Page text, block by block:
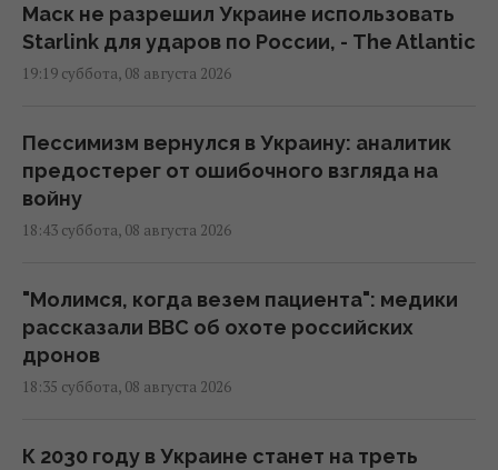
Маск не разрешил Украине использовать
Starlink для ударов по России, - The Atlantic
19:19 суббота, 08 августа 2026
Пессимизм вернулся в Украину: аналитик
предостерег от ошибочного взгляда на
войну
18:43 суббота, 08 августа 2026
"Молимся, когда везем пациента": медики
рассказали BBC об охоте российских
дронов
18:35 суббота, 08 августа 2026
К 2030 году в Украине станет на треть